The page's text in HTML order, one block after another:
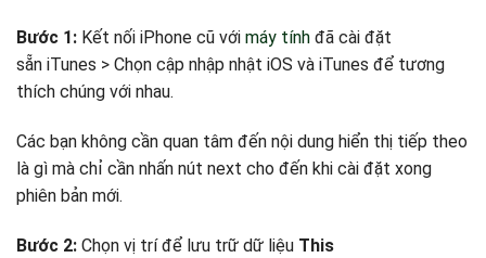
Bước 1: Kết nối iPhone cũ với máy tính đã cài đặt
sẵn iTunes > Chọn cập nhập nhật iOS và iTunes để tương
thích chúng với nhau.
Các bạn không cần quan tâm đến nội dung hiển thị tiếp theo
là gì mà chỉ cần nhấn nút next cho đến khi cài đặt xong
phiên bản mới.
Bước 2: Chọn vị trí để lưu trữ dữ liệu This